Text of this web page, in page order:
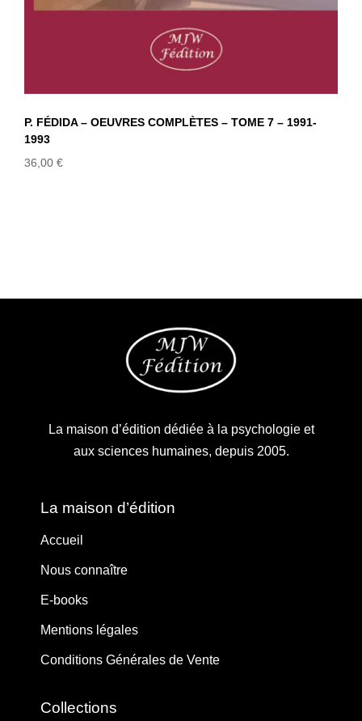
P. FÉDIDA – OEUVRES COMPLÈTES – TOME 7 – 1991-
1993
36,00 €
La maison d’édition dédiée à la psychologie et
aux sciences humaines, depuis 2005.
La maison d’édition
Accueil
Nous connaître
E-books
Mentions légales
Conditions Générales de Vente
Collections